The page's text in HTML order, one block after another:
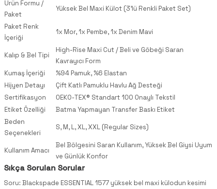
Ürün Formu /
Paket
Yüksek Bel Maxi Külot (3'lü Renkli Paket Set)
Paket Renk
İçeriği
1x Mor, 1x Pembe, 1x Denim Mavi
Kalıp & Bel Tipi
High-Rise Maxi Cut / Beli ve Göbeği Saran
Kavrayıcı Form
Kumaş İçeriği
%94 Pamuk, %6 Elastan
Hijyen Detayı
Çift Katlı Pamuklu Havlu Ağ Desteği
Sertifikasyon
OEKO-TEX® Standart 100 Onaylı Tekstil
Etiket Özelliği
Batma Yapmayan Transfer Baskı Etiket
Beden
Seçenekleri
S, M, L, XL, XXL (Regular Sizes)
Kullanım Amacı
Bel Bölgesini Saran Kullanım, Yüksek Bel Giysi Uyum
ve Günlük Konfor
Sıkça Sorulan Sorular
Soru: Blackspade ESSENTIAL 1577 yüksek bel maxi külodun kesimi